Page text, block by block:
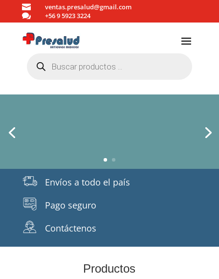

ventas.presalud@gmail.com

+56 9 5923 3224
productos
Envíos a todo el país
Pago seguro
Contáctenos
Productos